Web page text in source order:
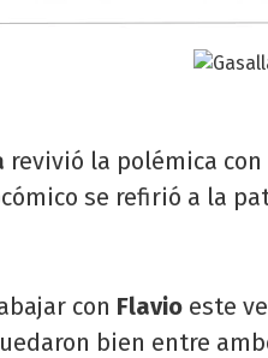
revivió la polémica con
se refirió a la
con Flavio este
bien entre